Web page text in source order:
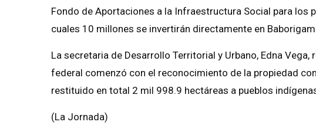
Fondo de Aportaciones a la Infraestructura Social para los
cuales 10 millones se invertirán directamente en
La secretaria de Desarrollo Territorial y Urbano, Edna
federal comenzó con el reconocimiento de la propiedad
restituido en total 2 mil 998.9 hectáreas a pueblos
(La Jornada)